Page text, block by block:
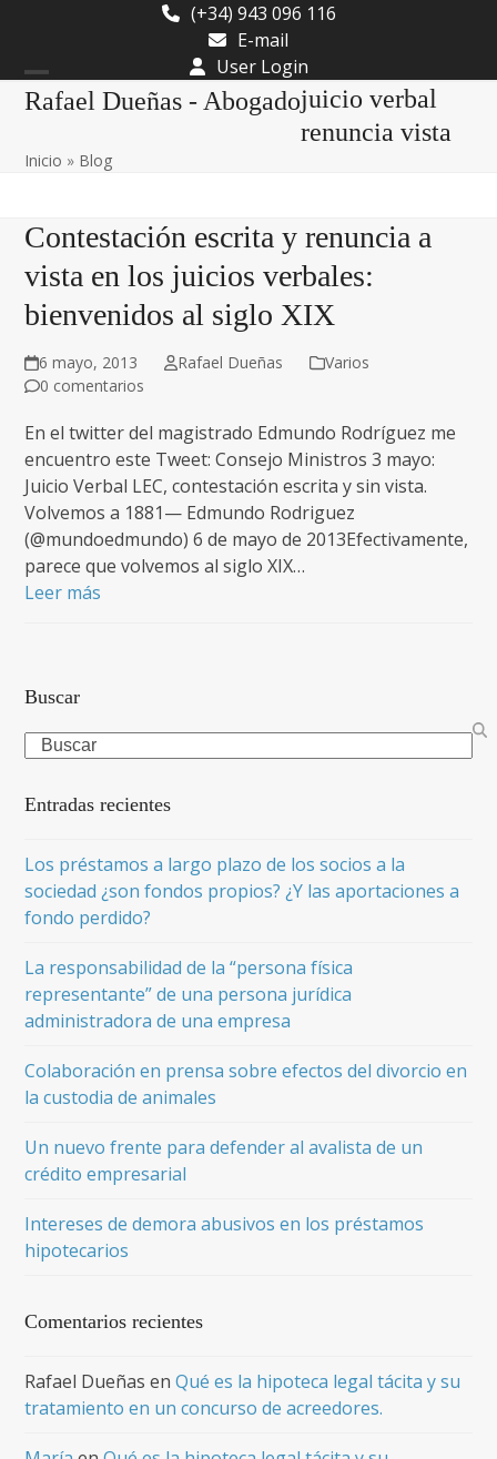
content
(+34) 943 096 116
E-mail
User Login
Rafael Dueñas - Abogado
Open
menu
Close
menu
juicio verbal
renuncia vista
Inicio » Blog
Contestación escrita y renuncia a
vista en los juicios verbales:
bienvenidos al siglo XIX
6 mayo, 2013 Rafael Dueñas
Varios
0 comentarios
En el twitter del magistrado Edmundo Rodríguez me
encuentro este Tweet: Consejo Ministros 3 mayo:
Juicio Verbal LEC, contestación escrita y sin vista.
Volvemos a 1881— Edmundo Rodriguez
(@mundoedmundo) 6 de mayo de 2013Efectivamente,
parece que volvemos al siglo XIX…
Leer más
Buscar
Search
Entradas recientes
Los préstamos a largo plazo de los socios a la
sociedad ¿son fondos propios? ¿Y las aportaciones a
fondo perdido?
La responsabilidad de la “persona física
representante” de una persona jurídica
administradora de una empresa
Colaboración en prensa sobre efectos del divorcio en
la custodia de animales
Un nuevo frente para defender al avalista de un
crédito empresarial
Intereses de demora abusivos en los préstamos
hipotecarios
Comentarios recientes
Rafael Dueñas enQué es la hipoteca legal tácita y su
tratamiento en un concurso de acreedores.